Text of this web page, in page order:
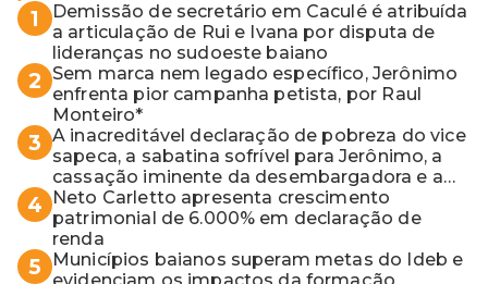
1
Demissão de secretário em Caculé é atribuída
a articulação de Rui e Ivana por disputa de
lideranças no sudoeste baiano
2
Sem marca nem legado específico, Jerônimo
enfrenta pior campanha petista, por Raul
Monteiro*
3 A inacreditável declaração de pobreza do vice
sapeca, a sabatina sofrível para Jerônimo, a
cassação iminente da desembargadora e a
vaga do Quinto para o MP baiano
4
Neto Carletto apresenta crescimento
patrimonial de 6.000% em declaração de
renda
5
Municípios baianos superam metas do Ideb e